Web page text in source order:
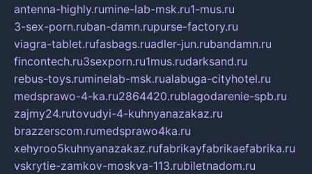
antenna-highly.rumine-lab-msk.ru1-mus.ru
3-sex-porn.ruban-damn.rupurse-factory.ru
viagra-tablet.rufasbags.ruadler-jun.rubandamn.ru
fincontech.ru3sexporn.ru1mus.rudarksand.ru
rebus-toys.ruminelab-msk.rualabuga-cityhotel.ru
medsprawo-4-ka.ru2864420.rublagodarenie-spb.ru
zajmy24.rutovudyi-4-kuhnyanazakaz.ru
brazzerscom.rumedsprawo4ka.ru
xehyroo5kuhnyanazakaz.rufabrikayfabrikaefabrika.ru
vskrytie-zamkov-moskva-113.rubiletnadom.ru